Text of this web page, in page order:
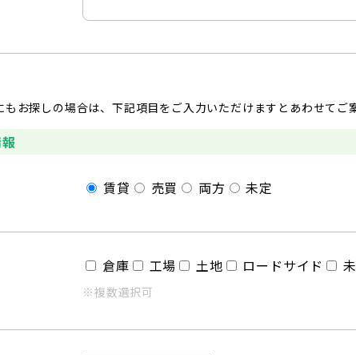
お探しの場合は、下記項目をご入力いただけますとあわせてご
賃貸 売買 両方 未定
倉庫 工場 土地 ロードサイド
※複数選択可